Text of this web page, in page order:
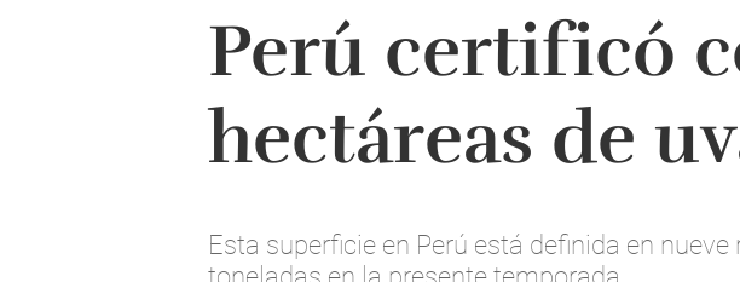
Perú certificó
hectáreas de
Esta superficie en Perú está definida en